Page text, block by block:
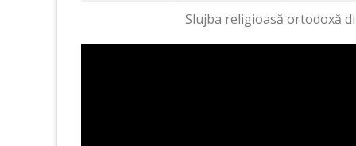
Slujba religioasă ortodoxă